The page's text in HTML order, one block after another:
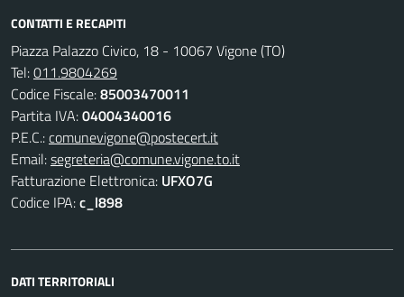
CONTATTI E RECAPITI
Piazza Palazzo Civico, 18 - 10067 Vigone (TO)
Tel:011.9804269
Codice Fiscale:85003470011
Partita IVA:04004340016
P.E.C.:comunevigone@postecert.it
Email:segreteria@comune.vigone.to.it
Fatturazione Elettronica: UFXO7G
Codice IPA:c_l898
DATI TERRITORIALI